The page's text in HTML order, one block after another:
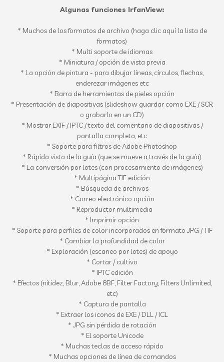
Algunas funciones IrfanView:
* Muchos de los formatos de archivo (haga clic aquí la lista de
formatos)
* Multi soporte de idiomas
* Miniatura / opción de vista previa
* La opción de pintura - para dibujar líneas, círculos, flechas,
enderezar imágenes etc
* Barra de herramientas de pieles opción
* Presentación de diapositivas (slideshow guardar como EXE / SCR
o grabarlo en un CD)
* Mostrar EXIF / IPTC / texto del comentario de diapositivas /
pantalla completa, etc
* Soporte para filtros de Adobe Photoshop
* Rápida vista de la guía (que se mueve a través de la guía)
* La conversión por lotes (con procesamiento de imágenes)
* Multipágina TIF edición
* Búsqueda de archivos
* Correo electrónico opción
* Reproductor multimedia
* Imprimir opción
* Soporte para perfiles de color incorporados en formato JPG / TIF
* Cambiar la profundidad de color
* Exploración (escaneo por lotes) de apoyo
* Cortar / cultivo
* IPTC edición
* Efectos (nitidez, Blur, Adobe 8BF, Filter Factory, Filters Unlimited,
etc)
* Captura de pantalla
* Extraer los iconos de EXE / DLL / ICL
* JPG sin pérdida de rotación
* El soporte Unicode
* Muchas teclas de acceso rápido
* Muchas opciones de línea de comandos